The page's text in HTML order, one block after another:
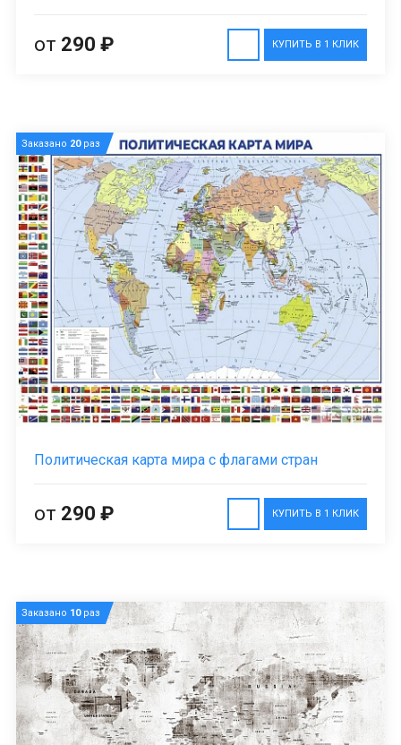
КУПИТЬ В 1 КЛИК
от 290 ₽
Заказано 20раз
Политическая карта мира с флагами стран
КУПИТЬ В 1 КЛИК
от 290 ₽
Заказано 10раз